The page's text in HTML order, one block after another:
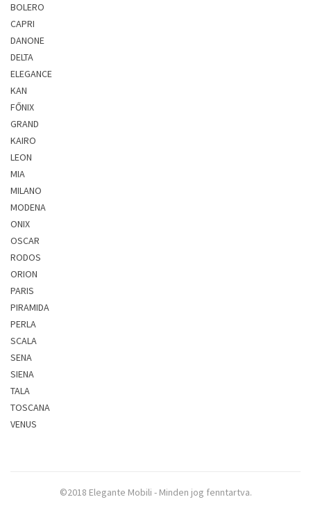
BOLERO
CAPRI
DANONE
DELTA
ELEGANCE
KAN
FŐNIX
GRAND
KAIRO
LEON
MIA
MILANO
MODENA
ONIX
OSCAR
RODOS
ORION
PARIS
PIRAMIDA
PERLA
SCALA
SENA
SIENA
TALA
TOSCANA
VENUS
©2018 Elegante Mobili - Minden jog fenntartva.